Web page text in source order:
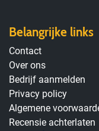
Belangrijke links
Contact
Over ons
Bedrijf aanmelden
Privacy policy
Algemene
Recensie achterlaten